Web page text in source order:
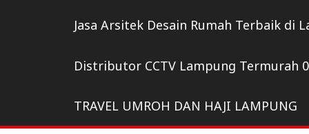
Jasa Arsitek Desain Rumah Terbaik di
Distributor CCTV Lampung Termurah
TRAVEL UMROH DAN HAJI LAMPUNG